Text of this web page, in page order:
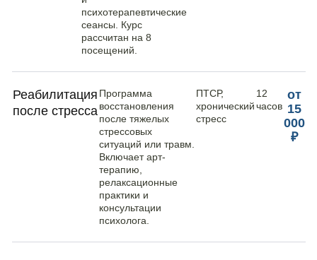
психотерапевтические
сеансы. Курс
рассчитан на 8
посещений.
Реабилитация
после стресса
Программа
восстановления
после тяжелых
стрессовых
ситуаций или травм.
Включает арт-
терапию,
релаксационные
практики и
консультации
психолога.
ПТСР,
хронический
стресс
12
часов
от
15
000
₽